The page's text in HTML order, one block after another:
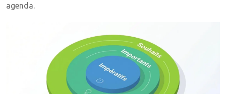
agenda.